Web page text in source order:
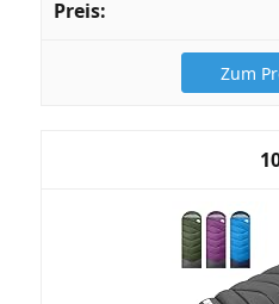
Zum